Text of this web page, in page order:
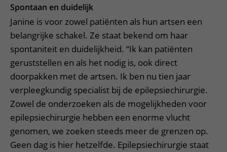
Spontaan en duidelijk
Janine is voor zowel patiënten als hun artsen een
belangrijke schakel. Ze staat bekend om haar
spontaniteit en duidelijkheid. “Ik kan patiënten
geruststellen en als het nodig is, ook direct
doorpakken met de artsen. Ik ben nu tien jaar
verpleegkundig specialist bij de epilepsiechirurgie.
Zowel de onderzoeken als de mogelijkheden voor
epilepsiechirurgie hebben een enorme vlucht
genomen, we zoeken steeds meer de grenzen op.
Geen dag is hier hetzelfde. Epilepsiechirurgie staat